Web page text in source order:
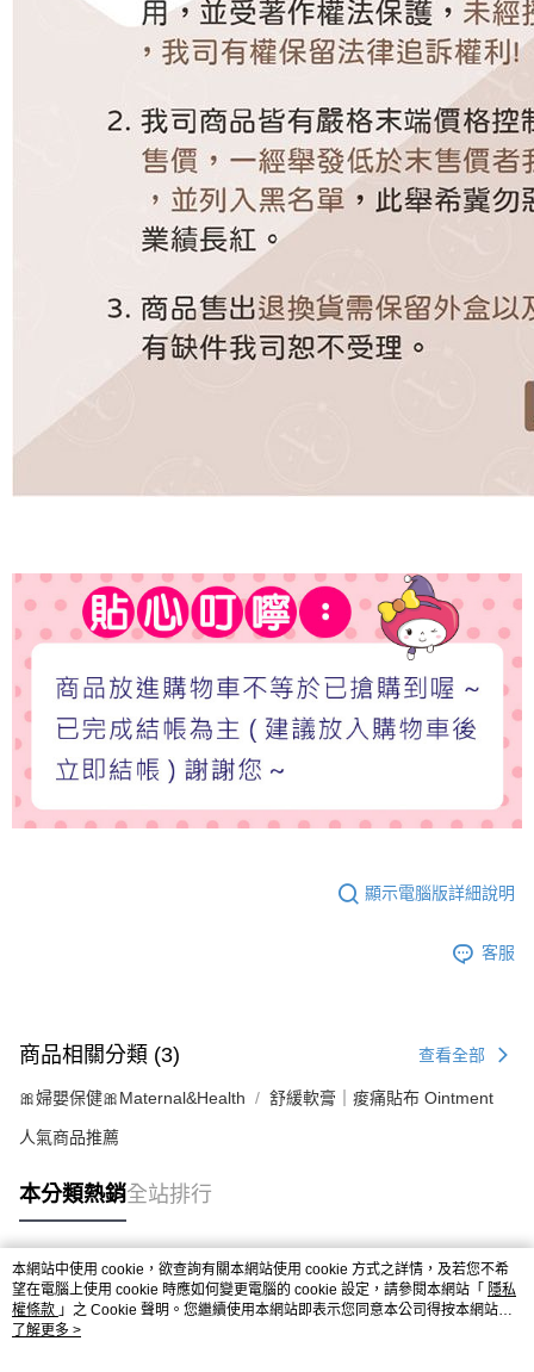
顯示電腦版詳細說明
客服
商品相關分類 (3) 查看全部
🎀婦嬰保健🎀Maternal&Health 舒緩軟膏｜痠痛貼布 Ointment
人氣商品推薦
本分類熱銷全站排行
熱門標籤
本網站中使用 cookie，欲查詢有關本網站使用 cookie 方式之詳情，及若您不希
望在電腦上使用 cookie 時應如何變更電腦的 cookie 設定，請參閱本網站「 隱私
權條款 」之 Cookie 聲明。您繼續使用本網站即表示您同意本公司得按本網站使
用條款之 Cookie 聲明使用 cookie。
了解更多 >